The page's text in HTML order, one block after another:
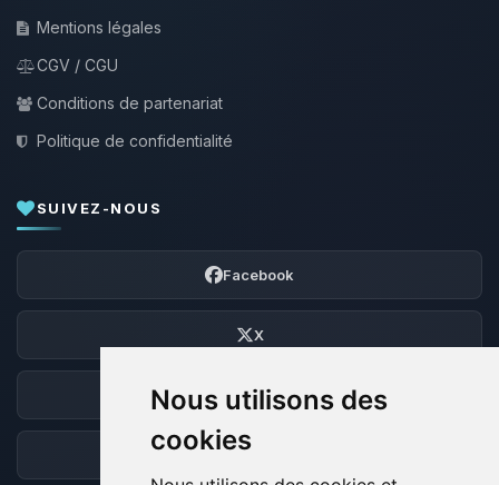
Nous utilisons des
cookies
Mentions légales
CGV / CGU
Conditions de partenariat
Politique de confidentialité
SUIVEZ-NOUS
Facebook
X
Discord
Forum